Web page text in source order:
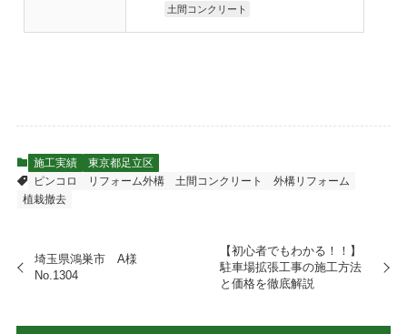
土間コンクリート
施工実績
東京都足立区
ピンコロ
リフォーム外構 土間コンクリート
外構リフォーム
植栽撤去
埼玉県鴻巣市 A様
No.1304
【初心者でもわかる！！】
駐車場拡張工事の施工方法
と価格を徹底解説